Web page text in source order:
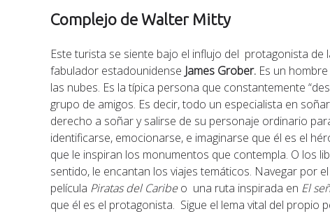
Complejo de Walter Mitty
Este turista se siente bajo el influjo del protagonista
fabulador estadounidense James Grober. Es un
las nubes. Es la típica persona que constantemente
grupo de amigos. Es decir, todo un especialista en
derecho a soñar y salirse de su personaje ordinario
identificarse, emocionarse, e imaginarse que él es el
que le inspiran los monumentos que contempla. O los
sentido, le encantan los viajes temáticos. Navegar por el
película Piratas del Caribeo una ruta inspirada en El
que él es el protagonista. Sigue el lema vital del propio